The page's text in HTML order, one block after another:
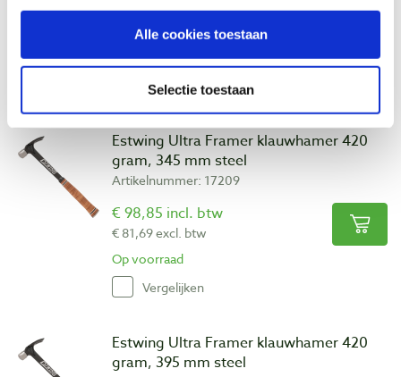
Alle cookies toestaan
Selectie toestaan
€ 90,55 incl. btw
€ 74,83 excl. btw
Op voorraad
Vergelijken
Estwing Ultra Framer klauwhamer 420
gram, 345 mm steel
Artikelnummer: 17209
€ 98,85 incl. btw
€ 81,69 excl. btw
Op voorraad
Vergelijken
Estwing Ultra Framer klauwhamer 420
gram, 395 mm steel